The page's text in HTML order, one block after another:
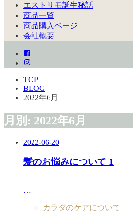
エストリモ誕生秘話
商品一覧
商品購入ページ
会社概要
TOP
BLOG
2022年6月
月別: 2022年6月
2022-06-20
髪のお悩みについて 1
…
カラダのケアについて